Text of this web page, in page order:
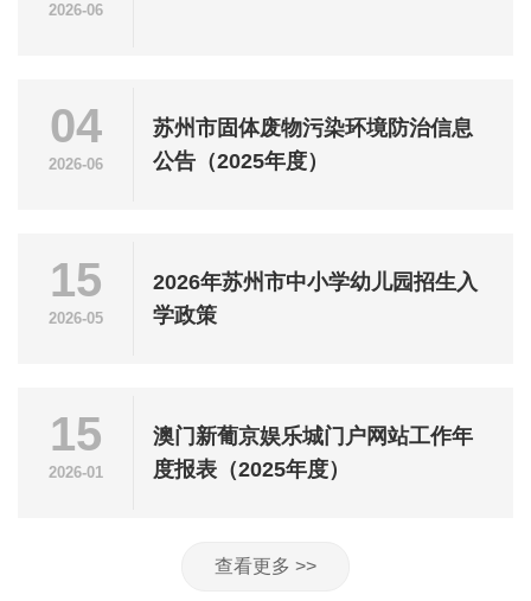
2026-06
04
2026-06
苏州市固体废物污染环境防治信息
公告（2025年度）
15
2026-05
2026年苏州市中小学幼儿园招生入
学政策
15
2026-01
澳门新葡京娱乐城门户网站工作年
度报表（2025年度）
查看更多 >>